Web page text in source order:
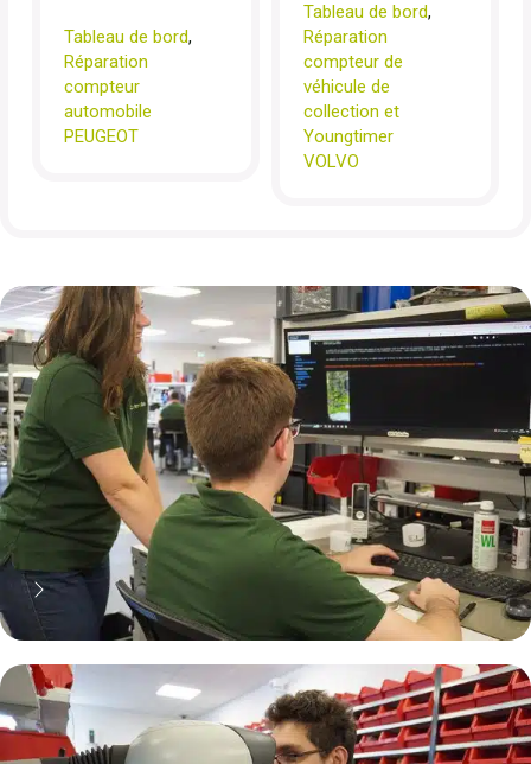
Tableau de bord,
Réparation
compteur
automobile
PEUGEOT
Tableau de bord,
Réparation
compteur de
véhicule de
collection et
Youngtimer
VOLVO
70% moins cher qu'une pièce
neuve... mais pas que !
Pourquoi réparer ?